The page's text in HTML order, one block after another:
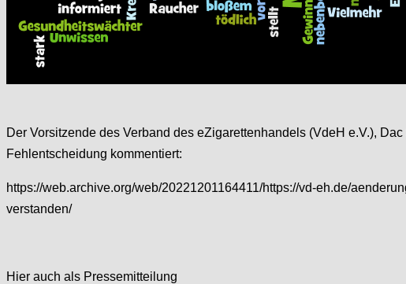
Der Vorsitzende des Verband des eZigarettenhandels (VdeH e.V.),
Fehlentscheidung kommentiert:
https://web.archive.org/web/20221201164411/https://vd-eh.de/
verstanden/
Hier auch als Pressemitteilung